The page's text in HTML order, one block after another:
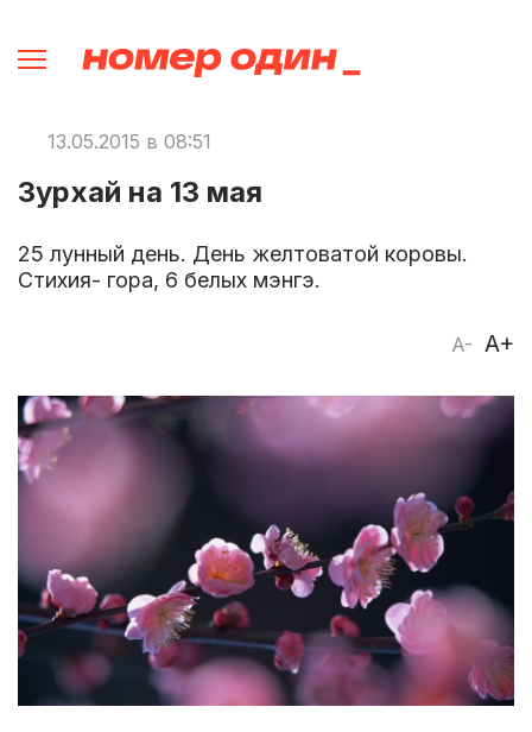
13.05.2015 в 08:51
Зурхай на 13 мая
25 лунный день. День желтоватой коровы.
Стихия- гора, 6 белых мэнгэ.
A- A+